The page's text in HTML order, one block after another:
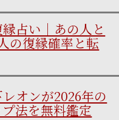
占い｜あの人と
の復縁確率と転
オンが2026年の
法を無料鑑定